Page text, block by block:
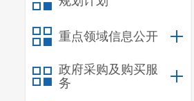
重点领域信息公开
政府采购及购买服
务